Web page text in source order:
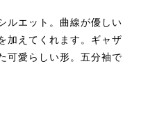
ルエット。曲線が優しい
加えてくれます。ギャザ
可愛らしい形。五分袖で